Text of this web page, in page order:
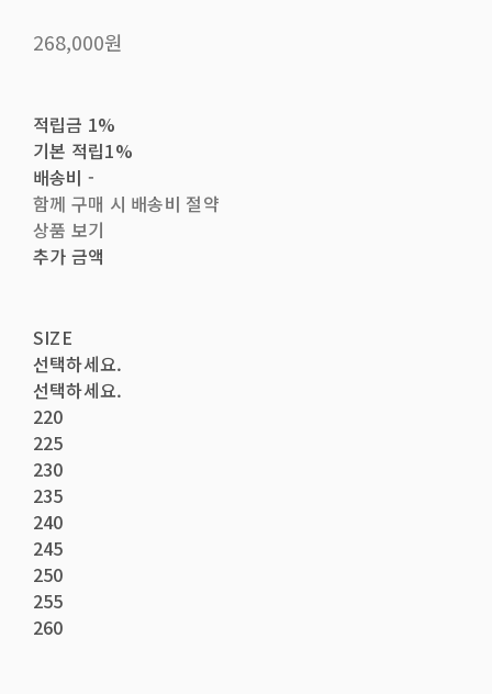
268,000원
적립금 1%
기본 적립1%
배송비 -
함께 구매 시 배송비 절약
상품 보기
추가 금액
SIZE
선택하세요.
선택하세요.
220
225
230
235
240
245
250
255
260